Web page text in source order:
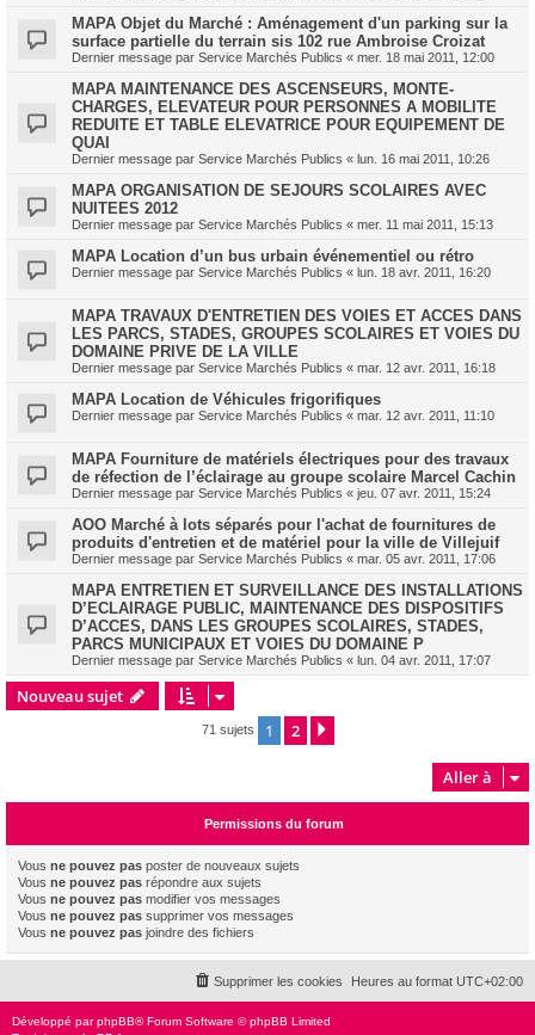
MAPA Objet du Marché : Aménagement d'un parking sur la
surface partielle du terrain sis 102 rue Ambroise Croizat
Dernier message par Service Marchés Publics « mer. 18 mai 2011, 12:00
MAPA MAINTENANCE DES ASCENSEURS, MONTE-
CHARGES, ELEVATEUR POUR PERSONNES A MOBILITE
REDUITE ET TABLE ELEVATRICE POUR EQUIPEMENT DE
QUAI
Dernier message par Service Marchés Publics « lun. 16 mai 2011, 10:26
MAPA ORGANISATION DE SEJOURS SCOLAIRES AVEC
NUITEES 2012
Dernier message par Service Marchés Publics « mer. 11 mai 2011, 15:13
MAPA Location d’un bus urbain événementiel ou rétro
Dernier message par Service Marchés Publics « lun. 18 avr. 2011, 16:20
MAPA TRAVAUX D'ENTRETIEN DES VOIES ET ACCES DANS
LES PARCS, STADES, GROUPES SCOLAIRES ET VOIES DU
DOMAINE PRIVE DE LA VILLE
Dernier message par Service Marchés Publics « mar. 12 avr. 2011, 16:18
MAPA Location de Véhicules frigorifiques
Dernier message par Service Marchés Publics « mar. 12 avr. 2011, 11:10
MAPA Fourniture de matériels électriques pour des travaux
de réfection de l’éclairage au groupe scolaire Marcel Cachin
Dernier message par Service Marchés Publics « jeu. 07 avr. 2011, 15:24
AOO Marché à lots séparés pour l'achat de fournitures de
produits d'entretien et de matériel pour la ville de Villejuif
Dernier message par Service Marchés Publics « mar. 05 avr. 2011, 17:06
MAPA ENTRETIEN ET SURVEILLANCE DES INSTALLATIONS
D’ECLAIRAGE PUBLIC, MAINTENANCE DES DISPOSITIFS
D’ACCES, DANS LES GROUPES SCOLAIRES, STADES,
PARCS MUNICIPAUX ET VOIES DU DOMAINE P
Dernier message par Service Marchés Publics « lun. 04 avr. 2011, 17:07
Nouveau sujet
71 sujets 1 2
Aller à
Permissions du forum
Vous ne pouvez pas poster de nouveaux sujets
Vous ne pouvez pas répondre aux sujets
Vous ne pouvez pas modifier vos messages
Vous ne pouvez pas supprimer vos messages
Vous ne pouvez pas joindre des fichiers
Heures au format UTC+02:00
Supprimer les cookies
Développé parphpBB® Forum Software © phpBB Limited